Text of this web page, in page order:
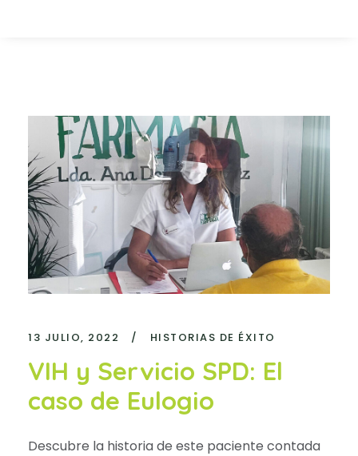
13 JULIO, 2022 / HISTORIAS DE ÉXITO
VIH y Servicio SPD: El
caso de Eulogio
Descubre la historia de este paciente contada